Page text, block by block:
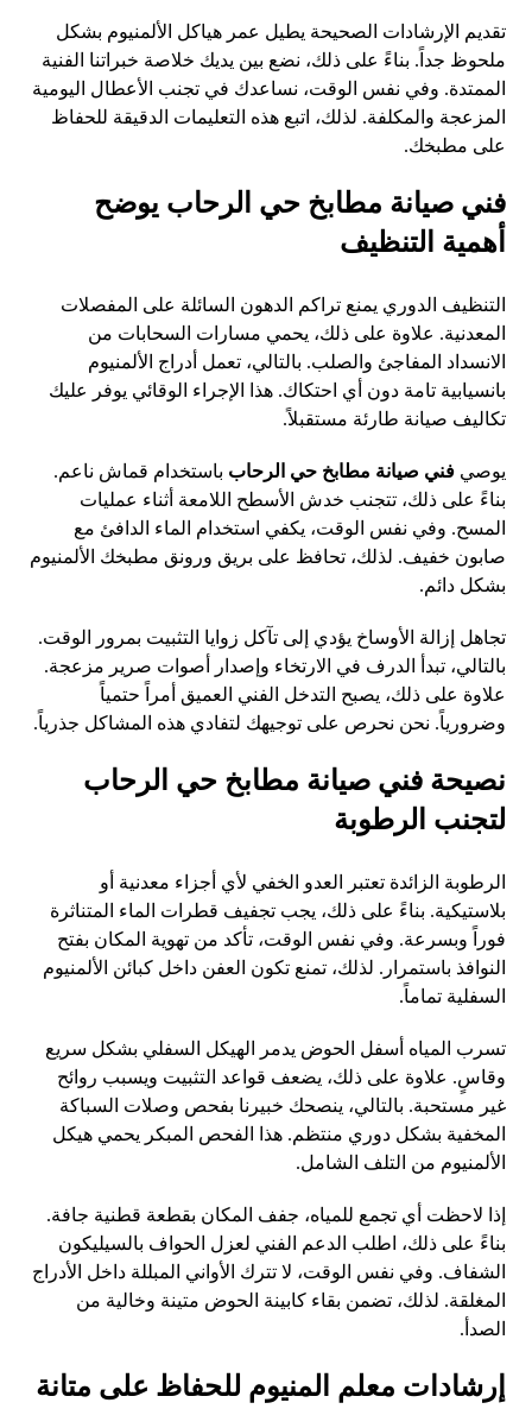
تقديم الإرشادات الصحيحة يطيل عمر هياكل الألمنيوم بشكل
ملحوظ جداً. بناءً على ذلك، نضع بين يديك خلاصة خبراتنا الفنية
الممتدة. وفي نفس الوقت، نساعدك في تجنب الأعطال اليومية
المزعجة والمكلفة. لذلك، اتبع هذه التعليمات الدقيقة للحفاظ
على مطبخك.
فني صيانة مطابخ حي الرحاب يوضح
أهمية التنظيف
التنظيف الدوري يمنع تراكم الدهون السائلة على المفصلات
المعدنية. علاوة على ذلك، يحمي مسارات السحابات من
الانسداد المفاجئ والصلب. بالتالي، تعمل أدراج الألمنيوم
بانسيابية تامة دون أي احتكاك. هذا الإجراء الوقائي يوفر عليك
تكاليف صيانة طارئة مستقبلاً.
يوصيفني صيانة مطابخ حي الرحاب باستخدام قماش ناعم.
بناءً على ذلك، تتجنب خدش الأسطح اللامعة أثناء عمليات
المسح. وفي نفس الوقت، يكفي استخدام الماء الدافئ مع
صابون خفيف. لذلك، تحافظ على بريق ورونق مطبخك الألمنيوم
بشكل دائم.
تجاهل إزالة الأوساخ يؤدي إلى تآكل زوايا التثبيت بمرور الوقت.
بالتالي، تبدأ الدرف في الارتخاء وإصدار أصوات صرير مزعجة.
علاوة على ذلك، يصبح التدخل الفني العميق أمراً حتمياً
وضرورياً. نحن نحرص على توجيهك لتفادي هذه المشاكل جذرياً.
نصيحة فني صيانة مطابخ حي الرحاب
لتجنب الرطوبة
الرطوبة الزائدة تعتبر العدو الخفي لأي أجزاء معدنية أو
بلاستيكية. بناءً على ذلك، يجب تجفيف قطرات الماء المتناثرة
فوراً وبسرعة. وفي نفس الوقت، تأكد من تهوية المكان بفتح
النوافذ باستمرار. لذلك، تمنع تكون العفن داخل كبائن الألمنيوم
السفلية تماماً.
تسرب المياه أسفل الحوض يدمر الهيكل السفلي بشكل سريع
وقاسٍ. علاوة على ذلك، يضعف قواعد التثبيت ويسبب روائح
غير مستحبة. بالتالي، ينصحك خبيرنا بفحص وصلات السباكة
المخفية بشكل دوري منتظم. هذا الفحص المبكر يحمي هيكل
الألمنيوم من التلف الشامل.
إذا لاحظت أي تجمع للمياه، جفف المكان بقطعة قطنية جافة.
بناءً على ذلك، اطلب الدعم الفني لعزل الحواف بالسيليكون
الشفاف. وفي نفس الوقت، لا تترك الأواني المبللة داخل الأدراج
المغلقة. لذلك، تضمن بقاء كابينة الحوض متينة وخالية من
الصدأ.
إرشادات معلم المنيوم للحفاظ على متانة